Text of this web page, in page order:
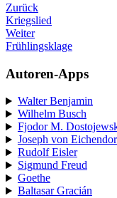
Zurück
Kriegslied
Weiter
Frühlingsklage
Autoren-Apps
Walter Benjamin
Wilhelm Busch
Fjodor M.
Joseph von
Rudolf Eisler
Sigmund Freud
Goethe
Baltasar Gracián